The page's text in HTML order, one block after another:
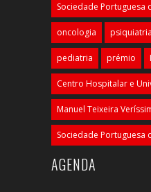
Sociedade Portuguesa
oncologia psiquiatria
pediatria prémio
Centro Hospitalar e
Manuel Teixeira
Sociedade Portuguesa
AGENDA